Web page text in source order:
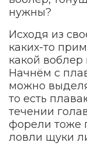
Исходя из
каких-то
какой воблер
Начнём с
можно
то есть
течении
форели тоже
ловли щуки